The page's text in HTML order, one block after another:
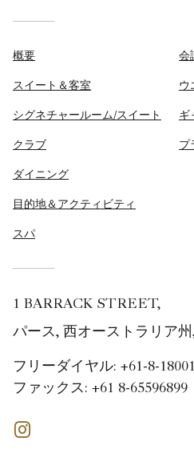
概要
スイート＆客室
シグネチャールーム/スイート
クラブ
ダイニング
目的地＆アクティビティ
スパ
会
ウ
ギ
プ
1 BARRACK STREET,
パース, 西オーストラリア
フリーダイヤル: +61-8-
ファックス: +61 8-65596899